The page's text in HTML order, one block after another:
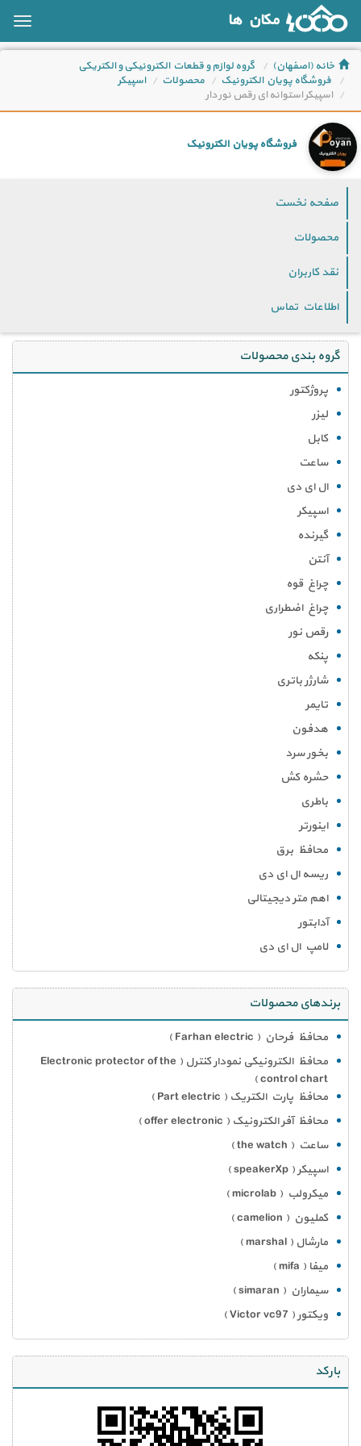
مکان ها
خانه (اصفهان)
گروه لوازم و قطعات الکترونیکی و الکتریکی
فروشگاه پویان الکترونیک
محصولات
اسپیکر
اسپیکر استوانه ای رقص نور دار
فروشگاه پویان الکترونیک
صفحه نخست
محصولات
نقد کاربران
اطلاعات تماس
گروه بندی محصولات
پروژکتور
لیزر
کابل
ساعت
ال ای دی
اسپیکر
گیرنده
آنتن
چراغ قوه
چراغ اضطراری
رقص نور
پنکه
شارژر باتری
تایمر
هدفون
بخور سرد
حشره کش
باطری
اینورتر
محافظ برق
ریسه ال ای دی
اهم متر دیجیتالی
آدابتور
لامپ ال ای دی
برندهای محصولات
محافظ فرحان ( Farhan electric )
محافظ الکترونیکی نمودار کنترل ( Electronic protector of the
control chart )
محافظ پارت الکتریک ( Part electric )
محافظ آفر الکترونیک ( offer electronic )
ساعت ( the watch )
اسپیکر ( speakerXp )
میکرولب ( microlab )
کملیون ( camelion )
مارشال ( marshal )
میفا ( mifa )
سیماران ( simaran )
ویکتور ( Victor vc97 )
بارکد